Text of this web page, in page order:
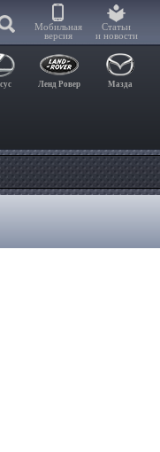
Мобильная
версия
Статьи
и новости
Ленд Ровер Мазда